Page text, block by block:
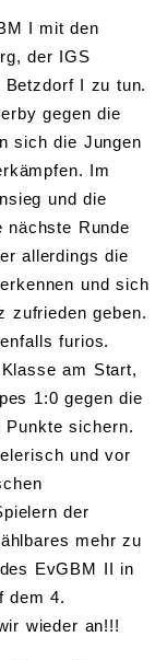
I mit den
der IGS
I zu tun.
gegen die
sich die Jungen
Im
und die
nächste Runde
allerdings die
und sich
zufrieden geben.
furios.
am Start,
1:0 gegen die
sichern.
und vor
der
mehr zu
EvGBM II in
dem 4.
wieder an!!!